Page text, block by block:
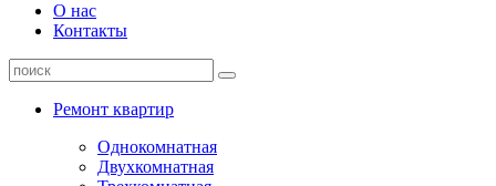
О нас
Контакты
Ремонт квартир
Однокомнатная
Двухкомнатная